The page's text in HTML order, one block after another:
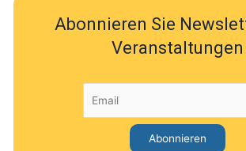
Abonnieren Sie
Veranstaltungen